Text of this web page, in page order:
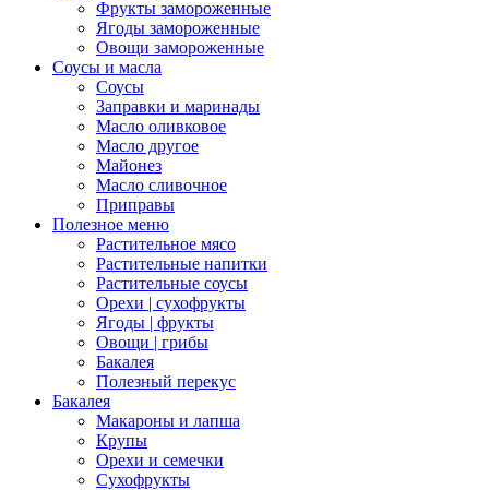
Фрукты замороженные
Ягоды замороженные
Овощи замороженные
Соусы и масла
Соусы
Заправки и маринады
Масло оливковое
Масло другое
Майонез
Масло сливочное
Приправы
Полезное меню
Растительное мясо
Растительные напитки
Растительные соусы
Орехи | сухофрукты
Ягоды | фрукты
Овощи | грибы
Бакалея
Полезный перекус
Бакалея
Макароны и лапша
Крупы
Орехи и семечки
Сухофрукты